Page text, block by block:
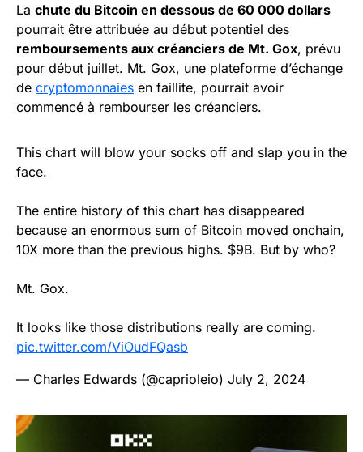
La chute du Bitcoin en dessous de 60 000 dollars
pourrait être attribuée au début potentiel des
remboursements aux créanciers de Mt. Gox, prévu
pour début juillet. Mt. Gox, une plateforme d’échange
de cryptomonnaies en faillite, pourrait avoir
commencé à rembourser les créanciers.
This chart will blow your socks off and slap you in the
face.
The entire history of this chart has disappeared
because an enormous sum of Bitcoin moved onchain,
10X more than the previous highs. $9B. But by who?
Mt. Gox.
It looks like those distributions really are coming.
pic.twitter.com/ViOudFQasb
— Charles Edwards (@caprioleio) July 2, 2024